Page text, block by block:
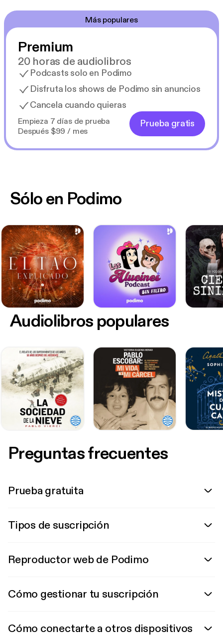
Más populares
Premium
20 horas de audiolibros
Podcasts solo en Podimo
Disfruta los shows de Podimo sin anuncios
Cancela cuando quieras
Empieza 7 días de prueba
Después $99 / mes
Prueba gratis
Sólo en Podimo
Audiolibros populares
Preguntas frecuentes
Prueba gratuita
Tipos de suscripción
Reproductor web de Podimo
Cómo gestionar tu suscripción
Cómo conectarte a otros dispositivos